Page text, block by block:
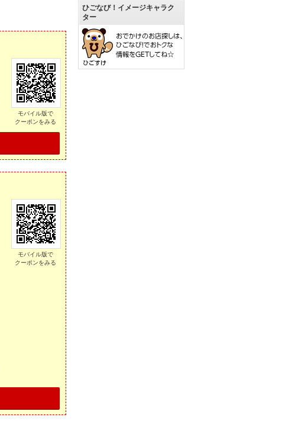
モバイル版で
クーポンをみる
モバイル版で
クーポンをみる
ひごなび！イメージキャラク
ター